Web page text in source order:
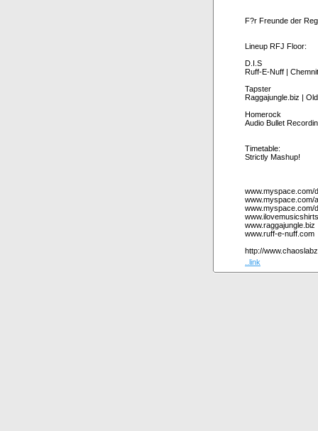
F?r Freunde der
Lineup RFJ Floor:
D.I.S
Ruff-E-Nuff |
Tapster
Raggajungle.biz |
Homerock
Audio Bullet
Timetable:
Strictly Mashup!
www.myspace.com/
www.myspace.com/
www.myspace.com/
www.raggajungle.biz
www.ruff-e-nuff.com
http://
..link